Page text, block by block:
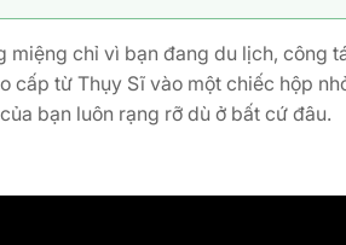
chỉ vì bạn đang du lịch, công
cấp từ Thụy Sĩ vào một chiếc hộp
bạn luôn rạng rỡ dù ở bất cứ đâu.